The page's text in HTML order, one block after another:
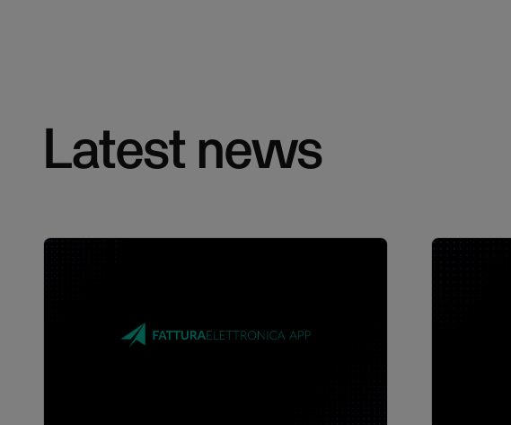
Latest news